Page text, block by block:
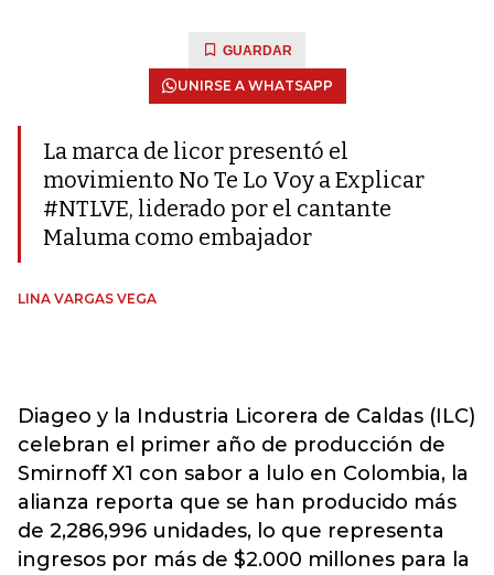
GUARDAR
UNIRSE A WHATSAPP
La marca de licor presentó el
movimiento No Te Lo Voy a Explicar
#NTLVE, liderado por el cantante
Maluma como embajador
LINA VARGAS VEGA
Diageo y la Industria Licorera de Caldas (ILC)
celebran el primer año de producción de
Smirnoff X1 con sabor a lulo en Colombia, la
alianza reporta que se han producido más
de 2,286,996 unidades, lo que representa
ingresos por más de $2.000 millones para la